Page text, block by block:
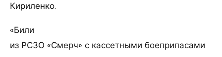
Кириленко.
«Били
из РСЗО «Смерч» с кассетными боеприпасами